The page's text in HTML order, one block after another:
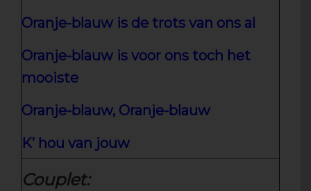
Oranje-blauw is de trots van ons al
Oranje-blauw is voor ons toch het
mooiste
Oranje-blauw, Oranje-blauw
K’ hou van jouw
Couplet: